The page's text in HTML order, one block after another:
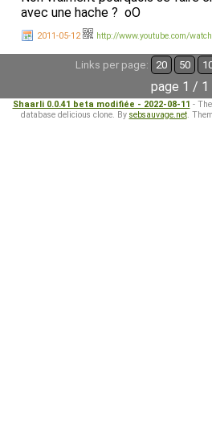
avec une hache ? oO
2011-05-12 http://www.youtube.com/
Links per page: 20 50
page 1 / 1
Shaarli 0.0.41 beta modifiée - 2022-08-11 -
database delicious clone. By sebsauvage.net.